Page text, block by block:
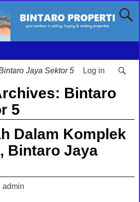
Jaya Sektor 5 Log in
Bintaro
5
Dalam Komplek
Bintaro Jaya
admin